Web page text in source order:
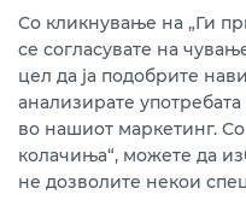
Преземете ја
Со кликнување на „Ги
се согласувате на
цел да ја подобрите
анализирате
во нашиот маркетинг.
колачиња“, можете да
не дозволите некои